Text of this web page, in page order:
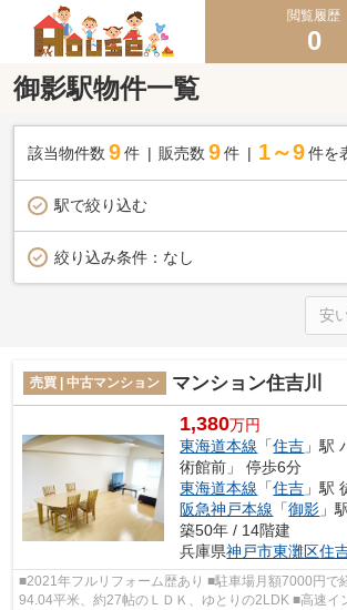
閲覧履歴
0
御影駅物件一覧
該当物件数 9件 販売数 9 件 1～9 件を
駅で絞り込む
絞り込み条件： なし
売買 | 中古マンション マンション住吉川
1,380万円
東海道本線 「住吉 」駅
術館前」 停歩6分
東海道本線 「住吉 」駅
阪急神戸本線 「御影 」
築50年 / 14階建
兵庫県神戸市東灘区住
■2021年フルリフォーム歴あり ■駐車場月額7000円で
94.04平米、約27帖のＬＤＫ、ゆとりの2LDK ■高速イ